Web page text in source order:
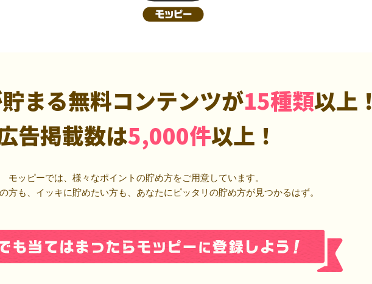
まる無料コンテンツが15種類以上！
告掲載数は5,000件以上！
モッピーでは、様々なポイントの貯め方をご用意しています。
方も、イッキに貯めたい方も、あなたにピッタリの貯め方が見つかるはず。